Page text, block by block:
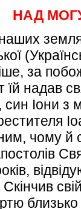
НАД
за
надав
Іони з
чому й
Скінчив
близько